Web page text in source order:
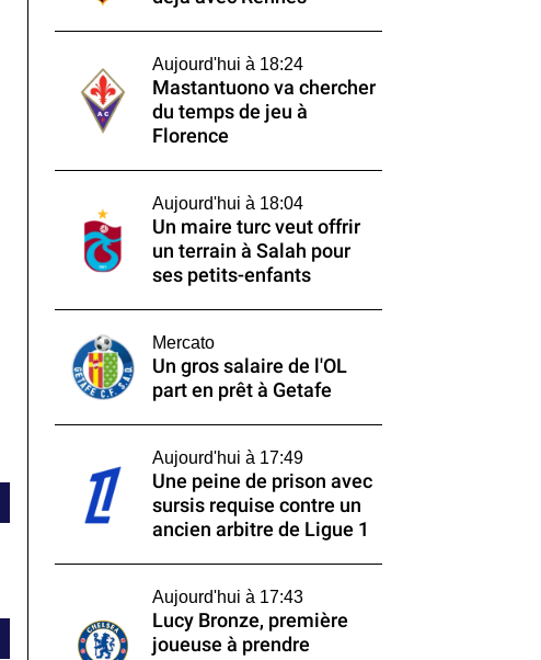
Aujourd'hui à 18:24
Mastantuono va chercher
du temps de jeu à
Florence
Aujourd'hui à 18:04
Un maire turc veut offrir
un terrain à Salah pour
ses petits-enfants
Mercato
Un gros salaire de l'OL
part en prêt à Getafe
Aujourd'hui à 17:49
Une peine de prison avec
sursis requise contre un
ancien arbitre de Ligue 1
Aujourd'hui à 17:43
Lucy Bronze, première
joueuse à prendre